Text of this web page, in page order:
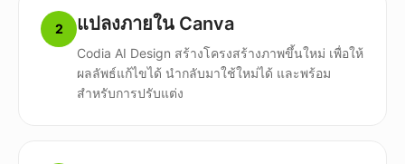
2 แปลงภายใน Canva
Codia AI Design สร้างโครงสร้างภาพขึ้นใหม่ เพื่อให้
ผลลัพธ์แก้ไขได้ นำกลับมาใช้ใหม่ได้ และพร้อม
สำหรับการปรับแต่ง